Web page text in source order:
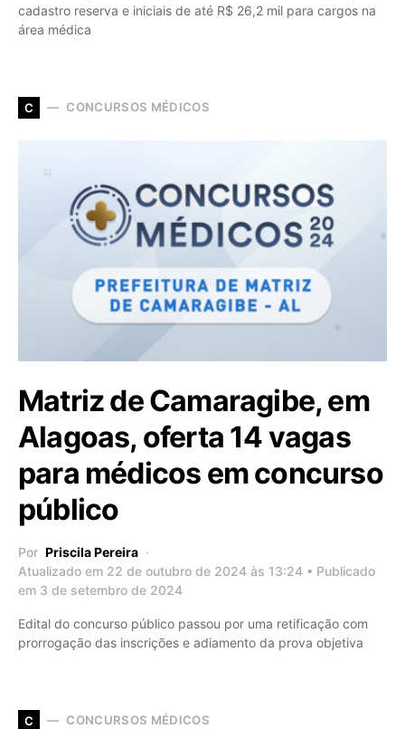
cadastro reserva e iniciais de até R$ 26,2 mil para cargos na
área médica
C CONCURSOS MÉDICOS
Matriz de Camaragibe, em
Alagoas, oferta 14 vagas
para médicos em concurso
público
Por Priscila Pereira
Atualizado em 22 de outubro de 2024 às 13:24 • Publicado
em 3 de setembro de 2024
Edital do concurso público passou por uma retificação com
prorrogação das inscrições e adiamento da prova objetiva
C CONCURSOS MÉDICOS